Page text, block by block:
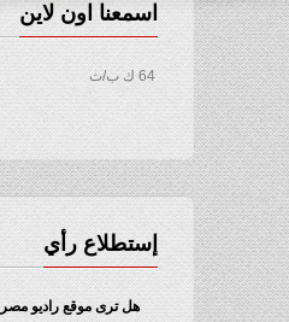
اسمعنا اون لاين
64 ك ب/ث
إستطلاع رأي
هل ترى موقع راديو مصر